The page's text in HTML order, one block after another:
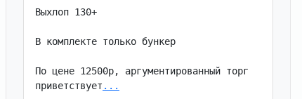
Выхлоп 130+
В комплекте только бункер
По цене 12500р, аргументированный торг
приветствует ...